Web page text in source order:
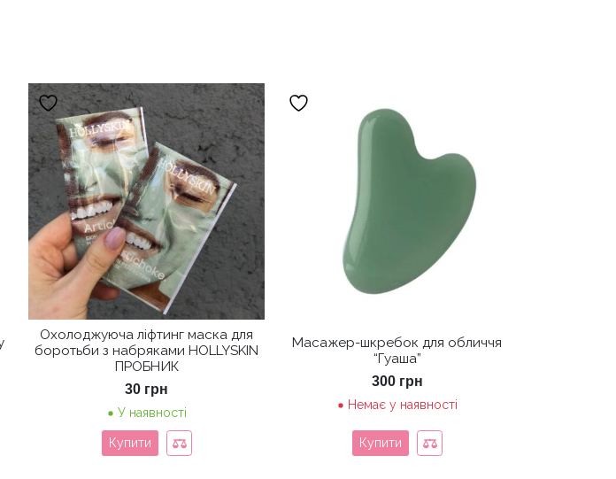
Охолоджуюча ліфтинг маска для
боротьби з набряками HOLLYSKIN
ПРОБНИК
30 грн
У наявності
Купити
Масажер-шкребок для обличчя
“Гуаша”
300 грн
Немає у наявності
Купити